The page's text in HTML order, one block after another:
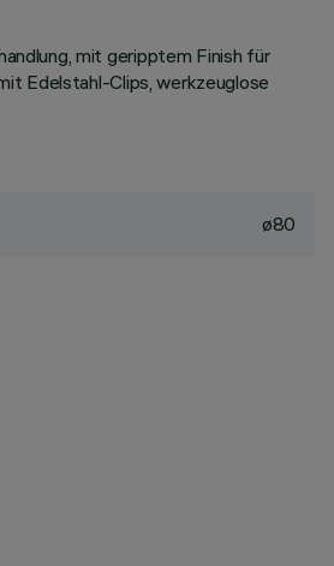
mit geripptem Finish für
Edelstahl-Clips, werkzeuglose
ø80